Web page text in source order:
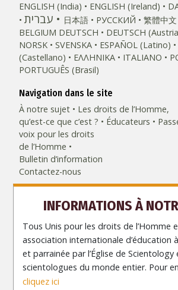
ENGLISH (India)
ENGLISH (Ireland)
עברית 日本語 РУССКИЙ 繁體中文
BELGIUM DEUTSCH DEUTSCH
NORSK
SVENSKA ESPAÑOL (Latino)
(Castellano)
ΕΛΛΗΝΙΚA ITALIANO
PORTUGUÊS (Brasil)‎
Navigation dans le site
À notre sujet
Les droits de l’Homme,
qu’est-ce que c’est ?
Éducateurs
voix pour les droits
de l’Homme
Bulletin d’information
Contactez-nous
INFORMATIONS À
Tous Unis pour les droits de l’Homme
association internationale d’éducation
et parrainée par l’Église de Scientology
scientologues du monde entier. Pour
cliquez ici